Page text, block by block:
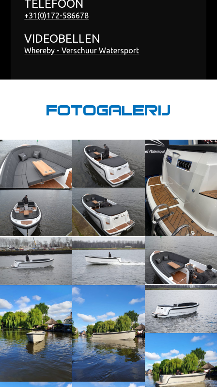
TELEFOON
+31(0)172-586678
VIDEOBELLEN
Whereby - Verschuur Watersport
Fotogalerij